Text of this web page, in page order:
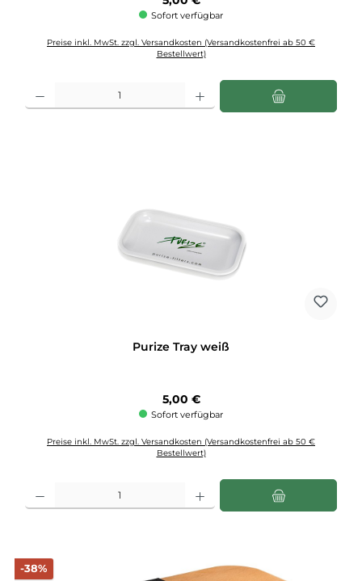
Sofort verfügbar
Preise inkl. MwSt. zzgl. Versandkosten (Versandkostenfrei ab 50 €
Bestellwert)
Produkt Anzahl: Gib den gewünschten Wert ein oder benutze die Schaltflächen
Purize Tray weiß
Regulärer Preis:
5,00 €
Sofort verfügbar
Preise inkl. MwSt. zzgl. Versandkosten (Versandkostenfrei ab 50 €
Bestellwert)
-38%Rabatt